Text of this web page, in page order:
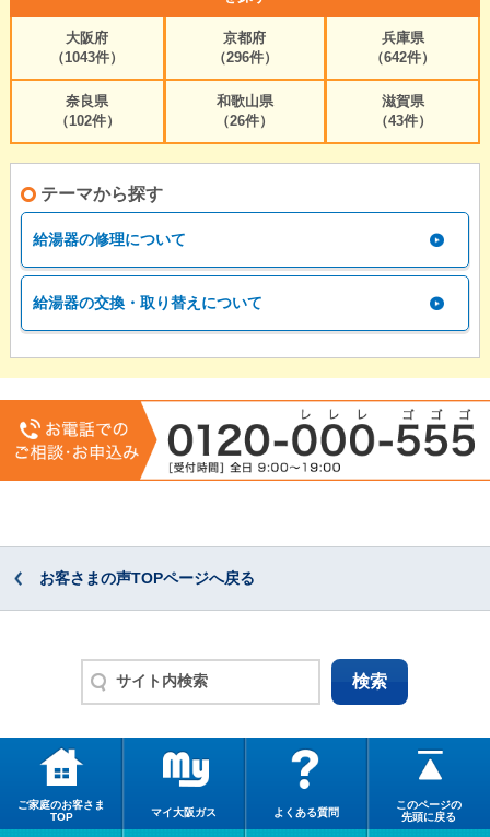
大阪府
（1043件）
京都府
（296件）
兵庫県
（642件）
奈良県
（102件）
和歌山県
（26件）
滋賀県
（43件）
テーマから探す
給湯器の修理について
給湯器の交換・取り替えについて
お客さまの声TOPページへ戻る
ご家庭のお客さま
TOP
マイ大阪ガス よくある質問
このページの
先頭に戻る